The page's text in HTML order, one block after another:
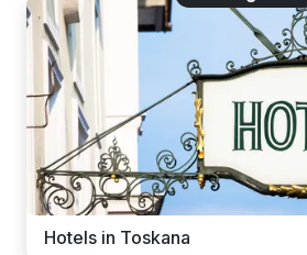
Hotels in Toskana